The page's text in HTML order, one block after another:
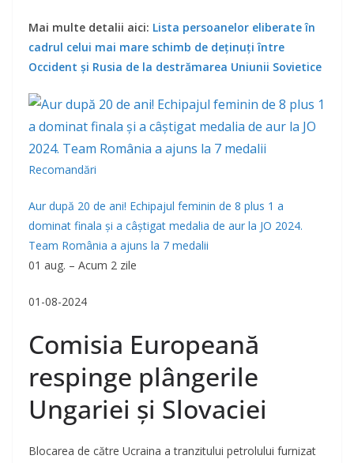
Mai multe detalii aici: Lista persoanelor eliberate în
cadrul celui mai mare schimb de deţinuţi între
Occident și Rusia de la destrămarea Uniunii Sovietice
Recomandări
Aur după 20 de ani! Echipajul feminin de 8 plus 1 a
dominat finala și a câștigat medalia de aur la JO 2024.
Team România a ajuns la 7 medalii
01 aug. – Acum 2 zile
01-08-2024
Comisia Europeană
respinge plângerile
Ungariei și Slovaciei
Blocarea de către Ucraina a tranzitului petrolului furnizat